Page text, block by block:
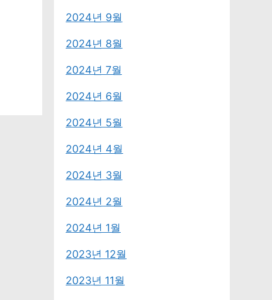
2024년 9월
2024년 8월
2024년 7월
2024년 6월
2024년 5월
2024년 4월
2024년 3월
2024년 2월
2024년 1월
2023년 12월
2023년 11월